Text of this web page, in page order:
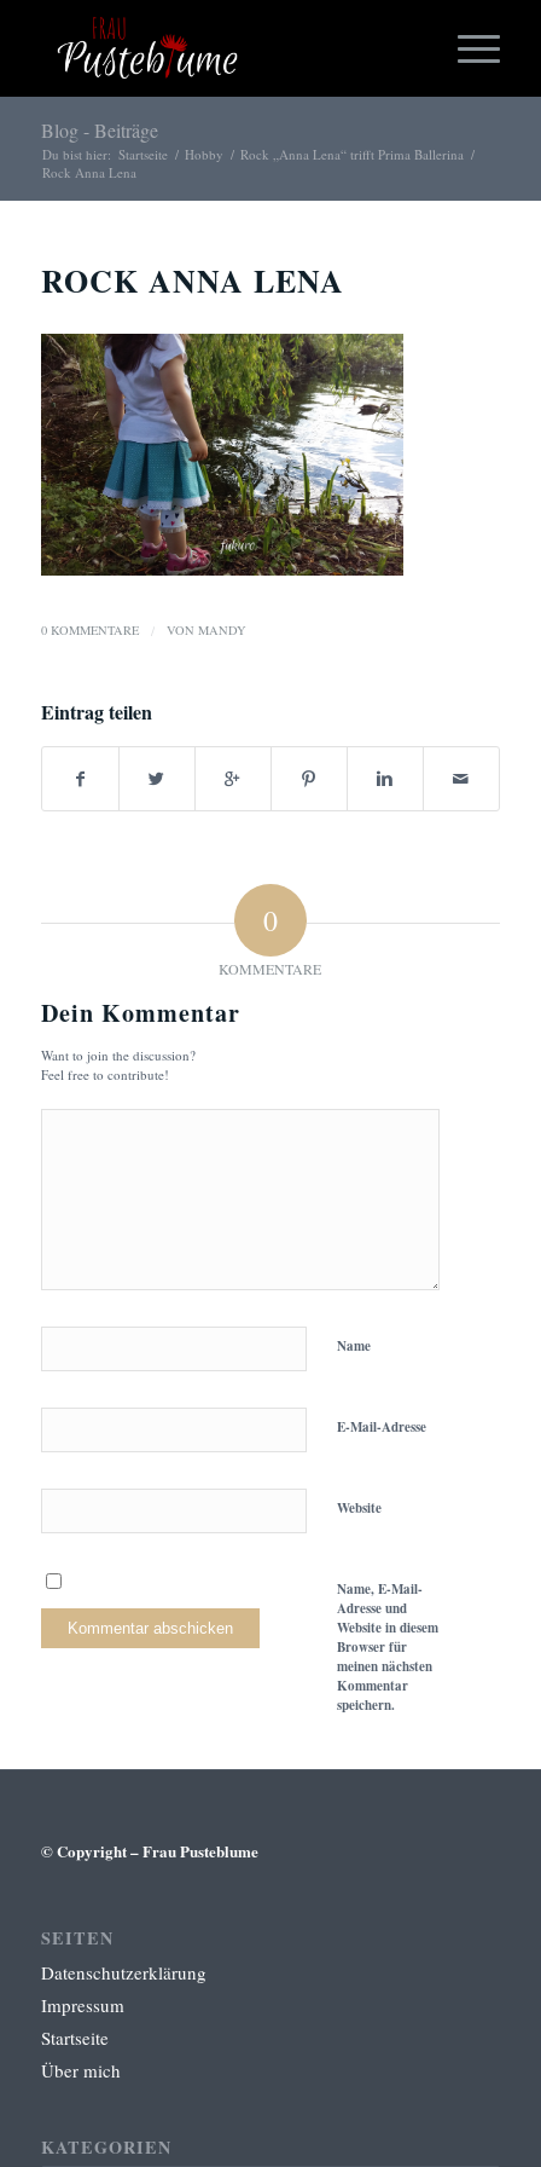
Blog - Beiträge
Du bist hier: Startseite / Hobby / Rock „Anna Lena“ trifft Prima Ballerina /
Rock Anna Lena
ROCK ANNA LENA
0 KOMMENTARE / VON MANDY
Eintrag teilen
0
KOMMENTARE
Dein Kommentar
Want to join the discussion?
Feel free to contribute!
Name
E-Mail-Adresse
Website
Name, E-Mail-
Adresse und
Website in diesem
Browser für
meinen nächsten
Kommentar
speichern.
© Copyright – Frau Pusteblume
SEITEN
Datenschutzerklärung
Impressum
Startseite
Über mich
KATEGORIEN